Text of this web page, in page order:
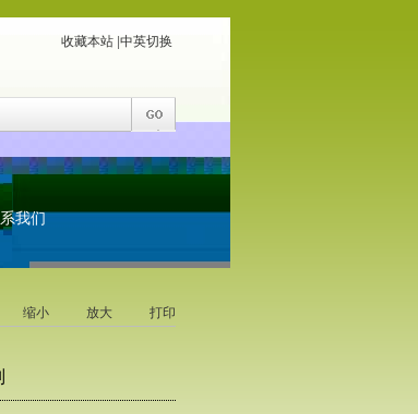
收藏本站 中英切换
我们
缩小 放大 打印